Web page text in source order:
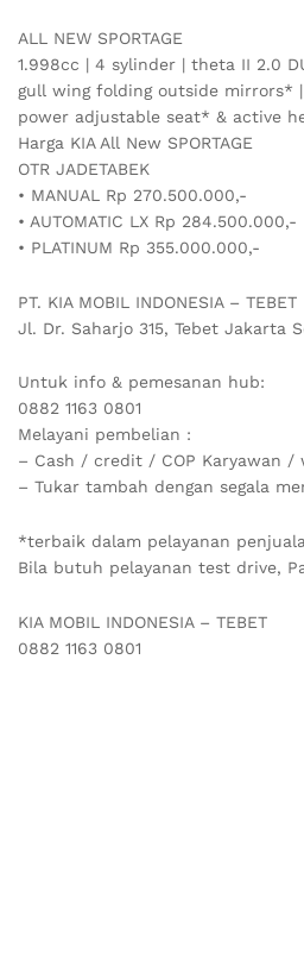
ALL NEW SPORTAGE
1.998cc | 4 sylinder | theta II 2.0
gull wing folding outside mirrors*
power adjustable seat* & active
Harga KIA All New SPORTAGE
OTR JADETABEK
• MANUAL Rp 270.500.000,-
• AUTOMATIC LX Rp 284.500.000,-
• PLATINUM Rp 355.000.000,-
PT. KIA MOBIL INDONESIA – TEBET
Jl. Dr. Saharjo 315, Tebet Jakarta
Untuk info & pemesanan hub:
0882 1163 0801
Melayani pembelian :
– Cash / credit / COP Karyawan /
– Tukar tambah dengan segala
*terbaik dalam pelayanan
Bila butuh pelayanan test drive,
KIA MOBIL INDONESIA – TEBET
0882 1163 0801